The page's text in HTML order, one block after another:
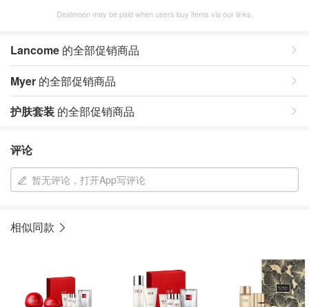
Dealmoon may be paid when users buy items via our links.
Lancome 的全部促销商品
Myer 的全部促销商品
护肤套装 的全部促销商品
评论
暂无评论，打开App写评论
相似同款